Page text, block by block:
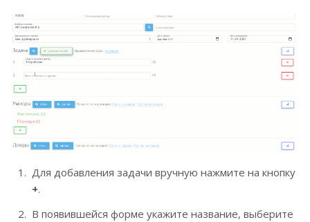
Для добавления задачи вручную нажмите на кнопку
+.
В появившейся форме укажите название, выберите